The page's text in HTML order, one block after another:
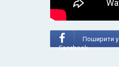
Поширити у
Facebook